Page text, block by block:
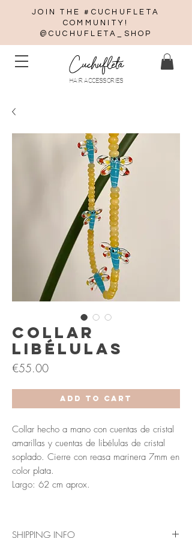
JOIN THE #CUCHUFLETA
COMMUNITY!
@CUCHUFLETA_SHOP
Cuchufleta
HAIR ACCESSORIES
Collar
Libélulas
€55.00Price
Add to Cart
Collar hecho a mano con cuentas de cristal
amarillas y cuentas de libélulas de cristal
soplado. Cierre con reasa marinera 7mm en
color plata.
Largo: 62 cm aprox.
SHIPPING INFO